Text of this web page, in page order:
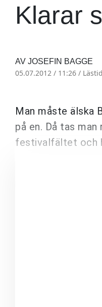
Klarar
AV JOSEFIN BAGGE
05.07.2012 / 11:26 /
Man måste älska
på en. Då tas
festivalfältet och